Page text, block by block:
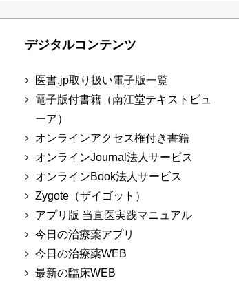
デジタルコンテンツ
医書.jp取り扱い電子版一覧
電子版付書籍（南江堂テキストビュ
ーア）
オンラインアクセス権付き書籍
オンラインJournal法人サービス
オンラインBook法人サービス
Zygote（ザイゴット）
アプリ版 当直医実践マニュアル
今日の治療薬アプリ
今日の治療薬WEB
最新の臨床WEB